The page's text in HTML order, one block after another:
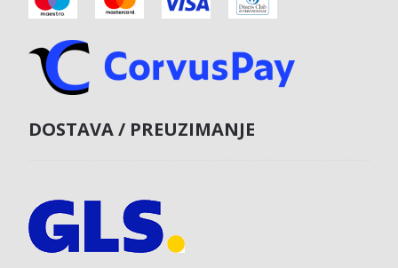
DOSTAVA / PREUZIMANJE